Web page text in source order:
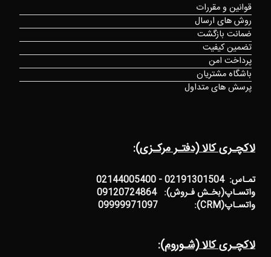
لاکچـری کالا (دفتـر مرکـزی):
تمـاس: 02191301504 - 02144005400
واتسـاپ(بخـش فـروش): 09120724864
واتسـاپ(CRM): 09999971097
لاکچـری کالا (شـوروم):
قوانین و مقررات
روش های ارسال
ضمانت بازگشت
تضمین کیفیت
پرداخت امن
باشگاه مشتریان
پرسش های متداول